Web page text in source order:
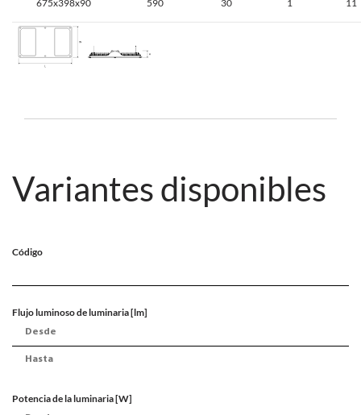
675x398x90 590 30 1 11
Variantes disponibles
Código
Flujo luminoso de luminaria [lm]
Potencia de la luminaria [W]